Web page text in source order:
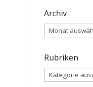
Archiv
Archiv
Rubriken
Rubriken